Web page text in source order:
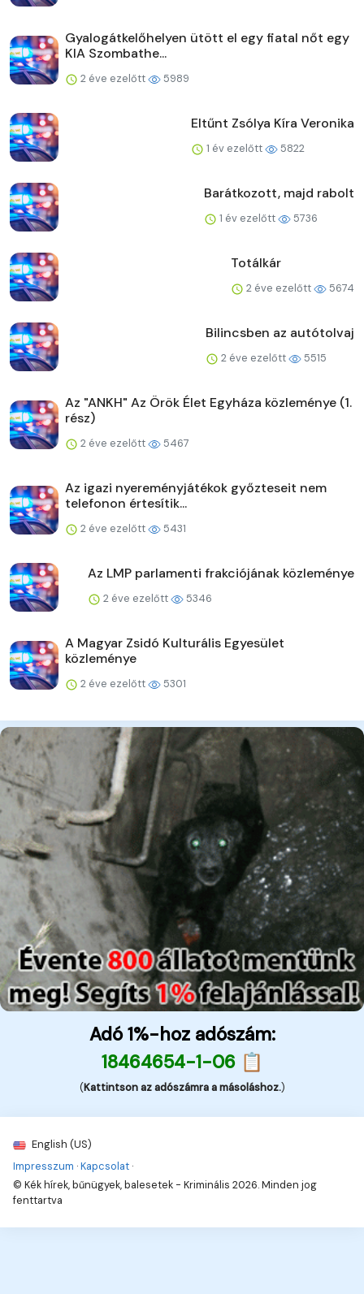
Gyalogátkelőhelyen ütött el egy fiatal nőt egy
KIA Szombathe...
2 éve ezelőtt 5989
Eltűnt Zsólya Kíra Veronika
1 év ezelőtt 5822
Barátkozott, majd rabolt
1 év ezelőtt 5736
Totálkár
2 éve ezelőtt 5674
Bilincsben az autótolvaj
2 éve ezelőtt 5515
Az "ANKH" Az Örök Élet Egyháza közleménye (1.
rész)
2 éve ezelőtt 5467
Az igazi nyereményjátékok győzteseit nem
telefonon értesítik...
2 éve ezelőtt 5431
Az LMP parlamenti frakciójának közleménye
2 éve ezelőtt 5346
A Magyar Zsidó Kulturális Egyesület
közleménye
2 éve ezelőtt 5301
Adó 1%-hoz adószám:
18464654-1-06 📋
(Kattintson az adószámra a másoláshoz.)
English (US)
Impresszum ·Kapcsolat ·
© Kék hírek, bűnügyek, balesetek - Kriminális 2026. Minden jog
fenttartva